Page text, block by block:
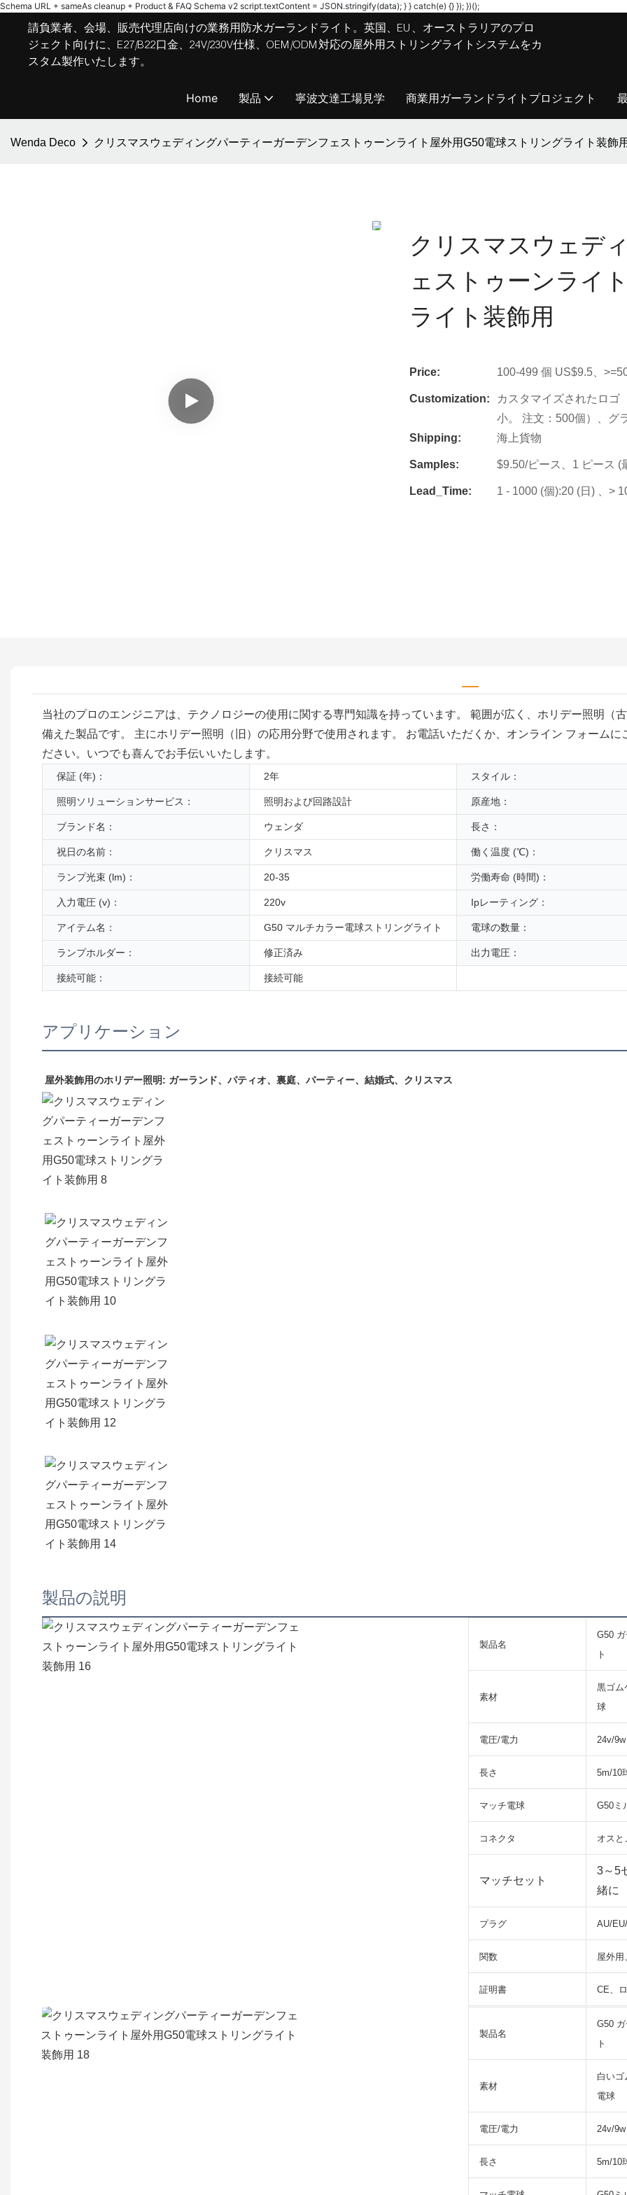
Schema URL + sameAs cleanup + Product & FAQ Schema v2 script.textContent = JSON.stringify(data); } } catch(e) {} }); })();
請負業者、会場、販売代理店向けの業務用防水ガーランドライト。英国、EU、オーストラリアのプロ
ジェクト向けに、E27/B22口金、24V/230V仕様、OEM/ODM対応の屋外用ストリングライトシステムをカ
スタム製作いたします。
Home 製品 寧波文達工場見学 商業用ガーランドライトプロジェクト
Wenda Deco クリスマスウェディングパーティーガーデンフェストゥーンライト屋外用G50電球ストリングライト装飾
クリスマスウェデ
ェストゥーンライ
ライト装飾用
Price: 100-499 個 US$9.5、
Customization:
カスタマイズされたロゴ
小。 注文：500個）、グ
Shipping:
海上貨物
Samples: $9.50/ピース、1 ピース (
Lead_Time: 1 - 1000 (個):20 (日) 、>
当社のプロのエンジニアは、テクノロジーの使用に関する専門知識を持っています。 範囲が広く、ホリデー照明（
備えた製品です。 主にホリデー照明（旧）の応用分野で使用されます。 お電話いただくか、オンライン フォーム
ださい。いつでも喜んでお手伝いいたします。
保証 (年)： 2年 スタイル：
照明ソリューションサービス： 照明および回路設計 原産地：
ブランド名： ウェンダ 長さ：
祝日の名前： クリスマス 働く温度 (℃)：
ランプ光束 (lm)： 20-35 労働寿命 (時間)：
入力電圧 (v)： 220v Ipレーティング：
アイテム名： G50 マルチカラー電球ストリングライト 電球の数量：
ランプホルダー： 修正済み 出力電圧：
接続可能： 接続可能
アプリケーション
製品の説明
製品名
G50
ト
素材
黒ゴム
球
電圧/電力 24v/9w
長さ 5m/10
マッチ電球 G50ミ
コネクタ オスと
マッチセット
3～5
緒に
プラグ AU/
関数 屋外用
証明書 CE、
製品名
G50
ト
素材
白いゴ
電球
電圧/電力 24v/9w
長さ 5m/10